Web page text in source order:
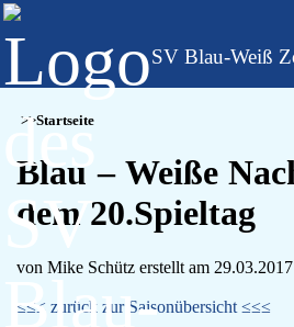
SV Blau-Weiß
Startseite
Blau – Weiße
dem 20.Spieltag
von Mike Schütz erstellt am 29.03.2017
≤≤≤ zurück zur Saisonübersicht ≤≤≤